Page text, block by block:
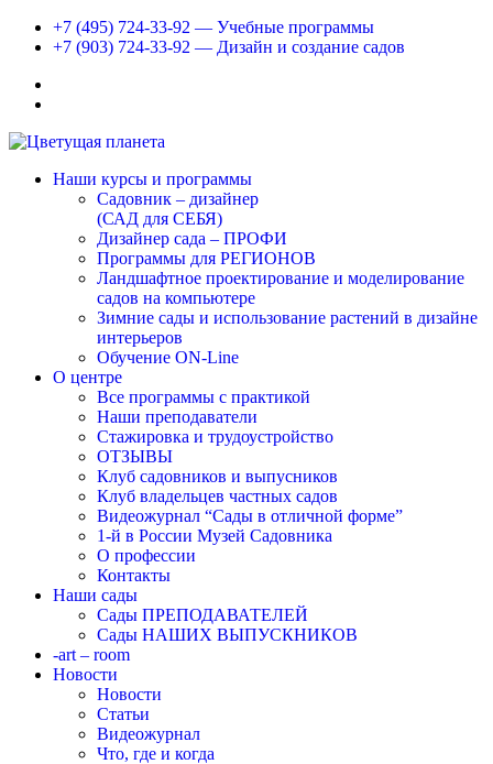
+7 (495) 724-33-92 — Учебные программы
+7 (903) 724-33-92 — Дизайн и создание садов
Наши курсы и программы
Садовник – дизайнер
(САД для СЕБЯ)
Дизайнер сада – ПРОФИ
Программы для РЕГИОНОВ
Ландшафтное проектирование и моделирование
садов на компьютере
Зимние сады и использование растений в дизайне
интерьеров
Обучение ON-Line
О центре
Все программы с практикой
Наши преподаватели
Стажировка и трудоустройство
ОТЗЫВЫ
Клуб садовников и выпусников
Клуб владельцев частных садов
Видеожурнал “Сады в отличной форме”
1-й в России Музей Садовника
О профессии
Контакты
Наши сады
Сады ПРЕПОДАВАТЕЛЕЙ
Сады НАШИХ ВЫПУСКНИКОВ
-art – room
Новости
Новости
Статьи
Видеожурнал
Что, где и когда